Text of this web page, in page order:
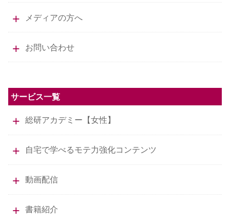
メディアの方へ
お問い合わせ
サービス一覧
総研アカデミー【女性】
自宅で学べるモテ力強化コンテンツ
動画配信
書籍紹介